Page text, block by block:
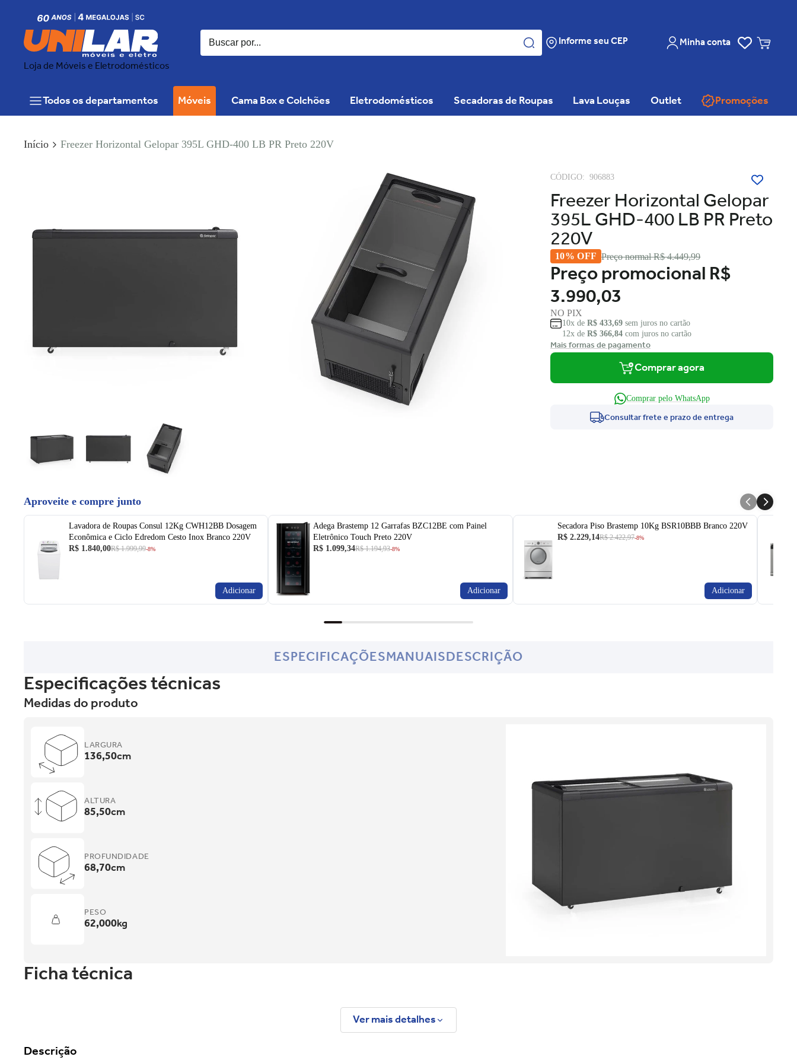
Loja de Móveis e Eletrodomésticos
Informe seu CEP Minha conta
Todos os departamentos Móveis Cama Box e Colchões Eletrodomésticos Secadoras de Roupas Lava Louças Outlet Promoções
Início Freezer Horizontal Gelopar 395L GHD-400 LB PR Preto 220V
CÓDIGO: 906883
Freezer Horizontal Gelopar
395L GHD-400 LB PR Preto
220V
10% OFF Preço normalR$ 4.449,99
Preço promocionalR$
3.990,03
NO PIX
10x de R$ 433,69 sem juros no cartão
12x de R$ 366,84 com juros no cartão
Mais formas de pagamento
Comprar agora
Comprar pelo WhatsApp
Consultar frete e prazo de entrega
Aproveite e compre junto
Lavadora de Roupas Consul 12Kg CWH12BB Dosagem
Econômica e Ciclo Edredom Cesto Inox Branco 220V
R$ 1.840,00R$ 1.999,99-8%
Adicionar
Adega Brastemp 12 Garrafas BZC12BE com Painel
Eletrônico Touch Preto 220V
R$ 1.099,34R$ 1.194,93-8%
Adicionar
Secadora Piso Brastemp 10Kg BSR10BBB Branco 220V
R$ 2.229,14R$ 2.422,97-8%
Adicionar
ESPECIFICAÇÕESMANUAISDESCRIÇÃO
Especificações técnicas
Medidas do produto
LARGURA
136,50cm
ALTURA
85,50cm
PROFUNDIDADE
68,70cm
PESO
62,000kg
Ficha técnica
Ver mais detalhes
Descrição